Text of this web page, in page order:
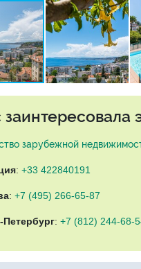
заинтересовала
зарубежной
: +33 422840191
: +7 (495) 266-65-87
Петербург: +7 (812) 244-68-